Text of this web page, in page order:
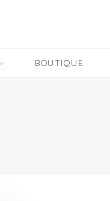
BOUTIQUE